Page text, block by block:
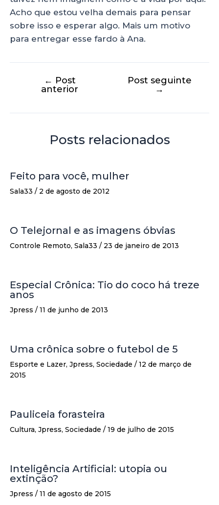
Acho que estou velha demais para pensar
sobre isso e esperar algo. Mais um motivo
para entregar esse fardo à Ana.
← Post
anterior
Post seguinte
→
Posts relacionados
Feito para você, mulher
Sala33 / 2 de agosto de 2012
O Telejornal e as imagens óbvias
Controle Remoto, Sala33 / 23 de janeiro de 2013
Especial Crônica: Tio do coco há treze
anos
Jpress / 11 de junho de 2013
Uma crônica sobre o futebol de 5
Esporte e Lazer, Jpress, Sociedade / 12 de março de
2015
Pauliceia forasteira
Cultura, Jpress, Sociedade / 19 de julho de 2015
Inteligência Artificial: utopia ou
extinção?
Jpress / 11 de agosto de 2015